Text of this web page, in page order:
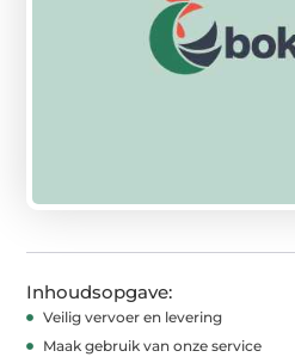
Inhoudsopgave:
Veilig vervoer en levering
Maak gebruik van onze service